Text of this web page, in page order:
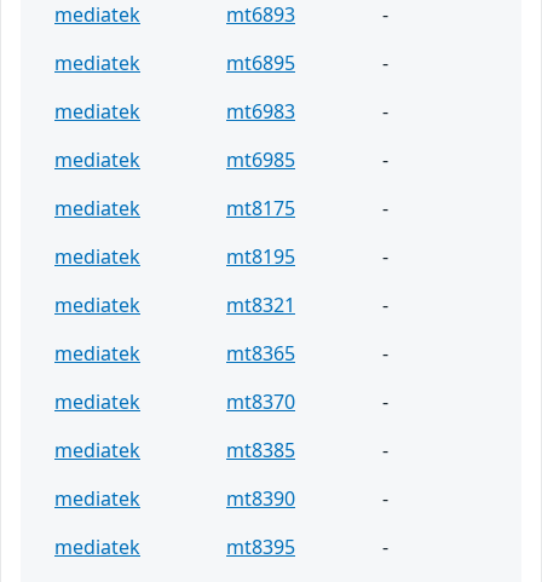
mediatek
mt6893
-
mediatek
mt6895
-
mediatek
mt6983
-
mediatek
mt6985
-
mediatek
mt8175
-
mediatek
mt8195
-
mediatek
mt8321
-
mediatek
mt8365
-
mediatek
mt8370
-
mediatek
mt8385
-
mediatek
mt8390
-
mediatek
mt8395
-